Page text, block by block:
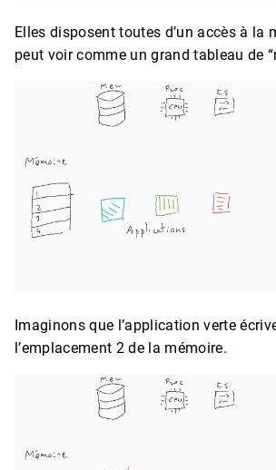
Elles disposent toutes d’un accès à la
peut voir comme un grand tableau de
Imaginons que l’application verte
l’emplacement 2 de la mémoire.